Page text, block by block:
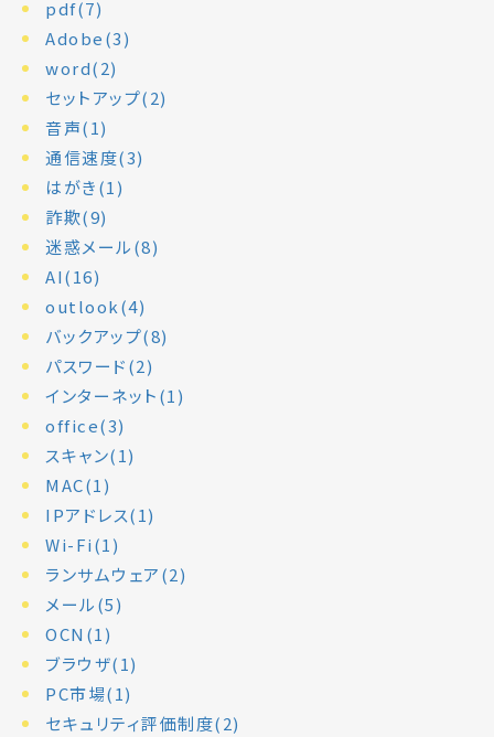
pdf(7)
Adobe(3)
word(2)
セットアップ(2)
音声(1)
通信速度(3)
はがき(1)
詐欺(9)
迷惑メール(8)
AI(16)
outlook(4)
バックアップ(8)
パスワード(2)
インターネット(1)
office(3)
スキャン(1)
MAC(1)
IPアドレス(1)
Wi-Fi(1)
ランサムウェア(2)
メール(5)
OCN(1)
ブラウザ(1)
PC市場(1)
セキュリティ評価制度(2)